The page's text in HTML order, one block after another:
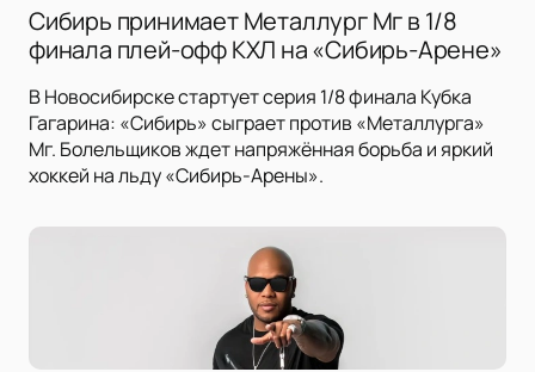
Сибирь принимает Металлург Мг в 1/8
финала плей-офф КХЛ на «Сибирь-Арене»
В Новосибирске стартует серия 1/8 финала Кубка
Гагарина: «Сибирь» сыграет против «Металлурга»
Мг. Болельщиков ждет напряжённая борьба и яркий
хоккей на льду «Сибирь-Арены».